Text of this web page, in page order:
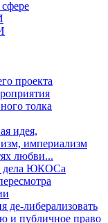
сфере
проекта
толка
идея,
империализм
любви...
дела ЮКОСа
де-либерализовать
и публичное право